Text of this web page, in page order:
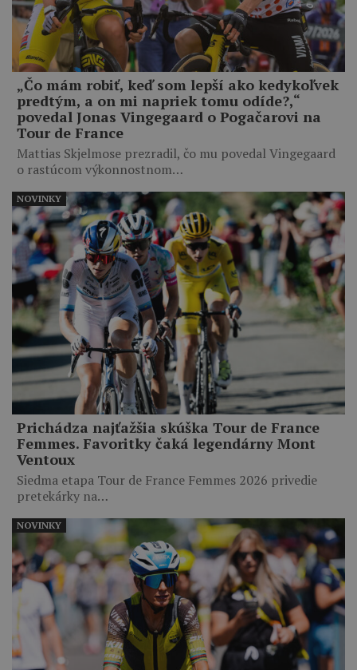
„Čo mám robiť, keď som lepší ako kedykoľvek
predtým, a on mi napriek tomu odíde?,“
povedal Jonas Vingegaard o Pogačarovi na
Tour de France
Mattias Skjelmose prezradil, čo mu povedal Vingegaard
o rastúcom výkonnostnom…
Prichádza najťažšia skúška Tour de France
Femmes. Favoritky čaká legendárny Mont
Ventoux
Siedma etapa Tour de France Femmes 2026 privedie
pretekárky na…
NOVINKY
NOVINKY